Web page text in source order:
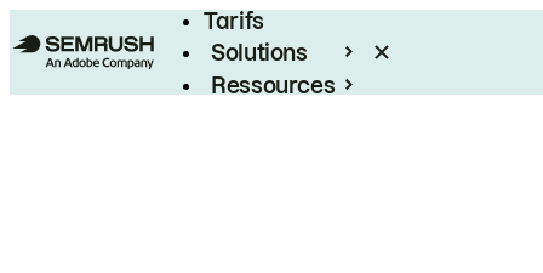
Tarifs
Solutions
Ressources